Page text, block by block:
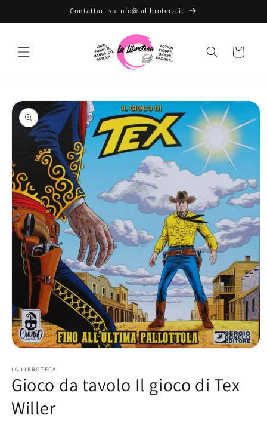
ai contenuti
Contattaci su info@lalibroteca.it
Carrello
Passa alle
informazioni
sul prodotto
multimediali
1
in
modale
LA LIBROTECA
Gioco da tavolo Il gioco di Tex
Willer